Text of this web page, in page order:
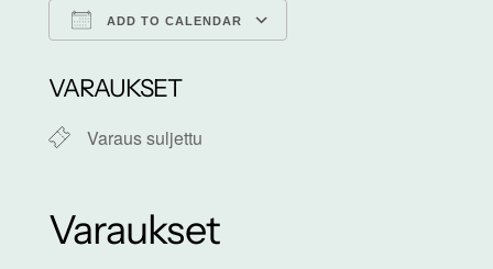
ADD TO CALENDAR
VARAUKSET
Varaus suljettu
Varaukset